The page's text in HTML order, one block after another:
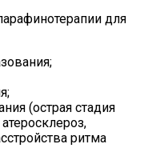
для
(острая стадия
ритма